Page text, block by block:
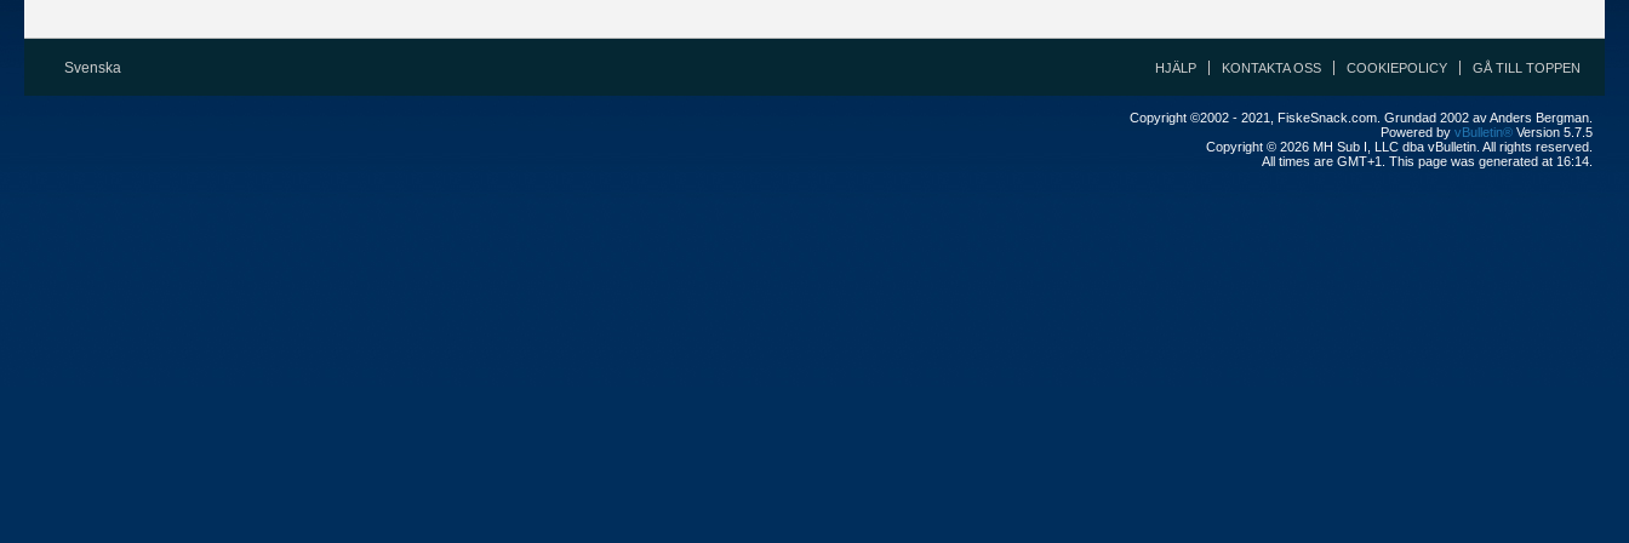
Svenska HJÄLP KONTAKTA OSS COOKIEPOLICY GÅ TILL TOPPEN
Copyright ©2002 - 2021, FiskeSnack.com. Grundad 2002 av Anders Bergman.
Powered by vBulletin® Version 5.7.5
Copyright © 2026 MH Sub I, LLC dba vBulletin. All rights reserved.
All times are GMT+1. This page was generated at 16:14.